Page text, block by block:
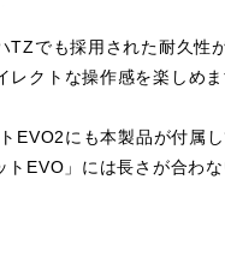
TZでも採用された耐久性
クトな操作感を楽しめま
EVO2にも本製品が付属し
EVO」には長さが合わな